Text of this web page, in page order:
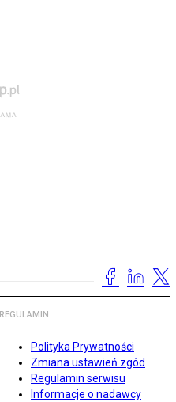
REGULAMIN
Polityka Prywatności
Zmiana ustawień zgód
Regulamin serwisu
Informacje o nadawcy